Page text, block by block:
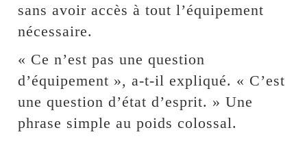
sans avoir accès à tout l’équipement
nécessaire.
« Ce n’est pas une question
d’équipement », a-t-il expliqué. « C’est
une question d’état d’esprit. » Une
phrase simple au poids colossal.